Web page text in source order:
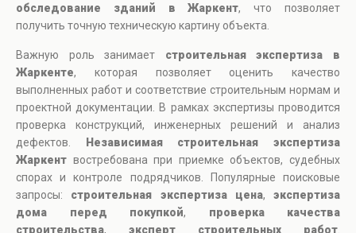
обследование зданий в Жаркент, что позволяет
получить точную техническую картину объекта.
Важную роль занимает строительная экспертиза в
Жаркенте, которая позволяет оценить качество
выполненных работ и соответствие строительным нормам и
проектной документации. В рамках экспертизы проводится
проверка конструкций, инженерных решений и анализ
дефектов.
Независимая строительная экспертиза
Жаркент востребована при приемке объектов, судебных
спорах и контроле подрядчиков. Популярные поисковые
запросы: строительная экспертиза цена, экспертиза
дома перед покупкой, проверка качества
строительства, эксперт строительных работ